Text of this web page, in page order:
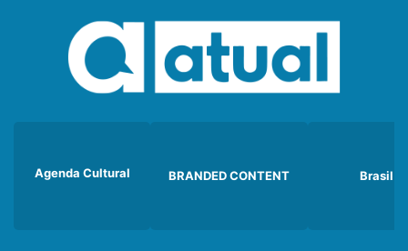
Agenda Cultural BRANDED CONTENT Brasil